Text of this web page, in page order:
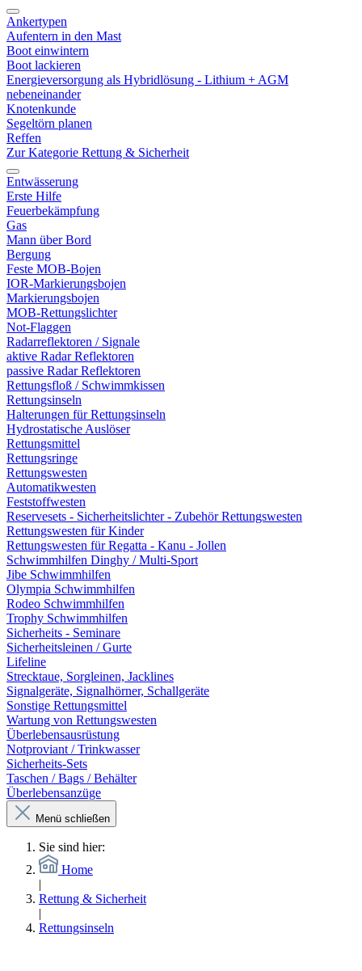
Ankertypen
Aufentern in den Mast
Boot einwintern
Boot lackieren
Energieversorgung als Hybridlösung - Lithium + AGM
nebeneinander
Knotenkunde
Segeltörn planen
Reffen
Zur Kategorie Rettung & Sicherheit
Entwässerung
Erste Hilfe
Feuerbekämpfung
Gas
Mann über Bord
Bergung
Feste MOB-Bojen
IOR-Markierungsbojen
Markierungsbojen
MOB-Rettungslichter
Not-Flaggen
Radarreflektoren / Signale
aktive Radar Reflektoren
passive Radar Reflektoren
Rettungsfloß / Schwimmkissen
Rettungsinseln
Halterungen für Rettungsinseln
Hydrostatische Auslöser
Rettungsmittel
Rettungsringe
Rettungswesten
Automatikwesten
Feststoffwesten
Reservesets - Sicherheitslichter - Zubehör Rettungswesten
Rettungswesten für Kinder
Rettungswesten für Regatta - Kanu - Jollen
Schwimmhilfen Dinghy / Multi-Sport
Jibe Schwimmhilfen
Olympia Schwimmhilfen
Rodeo Schwimmhilfen
Trophy Schwimmhilfen
Sicherheits - Seminare
Sicherheitsleinen / Gurte
Lifeline
Strecktaue, Sorgleinen, Jacklines
Signalgeräte, Signalhörner, Schallgeräte
Sonstige Rettungsmittel
Wartung von Rettungswesten
Überlebensausrüstung
Notproviant / Trinkwasser
Sicherheits-Sets
Taschen / Bags / Behälter
Überlebensanzüge
Menü schließen
Sie sind hier:
Home
|
Rettung & Sicherheit
|
Rettungsinseln